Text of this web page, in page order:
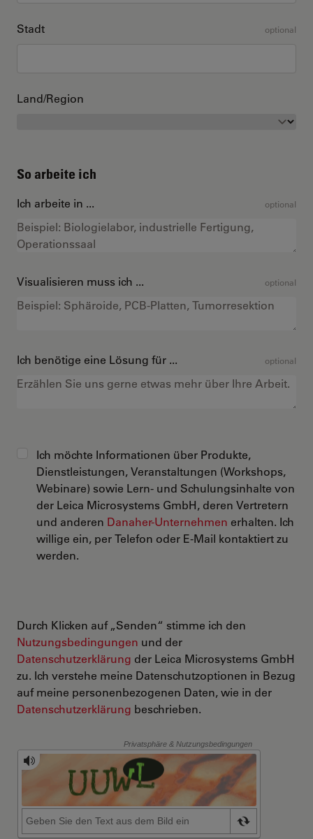
Stadt optional
Land/Region
So arbeite ich
Ich arbeite in ... optional
Visualisieren muss ich ... optional
Ich benötige eine Lösung für ... optional
Ich möchte Informationen über Produkte,
Dienstleistungen, Veranstaltungen (Workshops,
Webinare) sowie Lern- und Schulungsinhalte von
der Leica Microsystems GmbH, deren Vertretern
und anderen Danaher-Unternehmen erhalten. Ich
willige ein, per Telefon oder E-Mail kontaktiert zu
werden.
Durch Klicken auf „Senden“ stimme ich den
Nutzungsbedingungen und der
Datenschutzerklärung der Leica Microsystems GmbH
zu. Ich verstehe meine Datenschutzoptionen in Bezug
auf meine personenbezogenen Daten, wie in der
Datenschutzerklärung beschrieben.